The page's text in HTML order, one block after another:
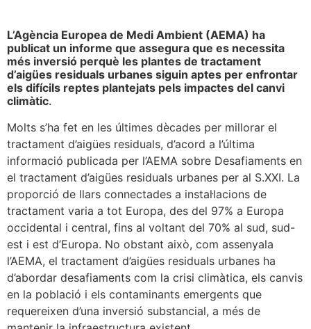
L’Agència Europea de Medi Ambient (AEMA) ha
publicat un informe que assegura que es necessita
més inversió perquè les plantes de tractament
d’aigües residuals urbanes siguin aptes per enfrontar
els difícils reptes plantejats pels impactes del canvi
climàtic.
Molts s’ha fet en les últimes dècades per millorar el
tractament d’aigües residuals, d’acord a l’última
informació publicada per l’AEMA sobre Desafiaments en
el tractament d’aigües residuals urbanes per al S.XXI. La
proporció de llars connectades a instal·lacions de
tractament varia a tot Europa, des del 97% a Europa
occidental i central, fins al voltant del 70% al sud, sud-
est i est d’Europa. No obstant això, com assenyala
l’AEMA, el tractament d’aigües residuals urbanes ha
d’abordar desafiaments com la crisi climàtica, els canvis
en la població i els contaminants emergents que
requereixen d’una inversió substancial, a més de